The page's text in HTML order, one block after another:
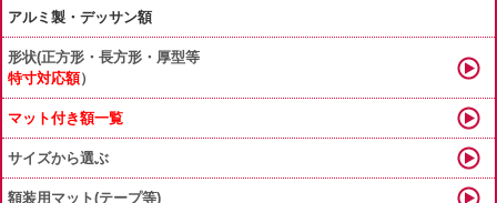
アルミ製・デッサン額
形状(正方形・長方形・厚型等
特寸対応額）
マット付き額一覧
サイズから選ぶ
額装用マット(テープ等)